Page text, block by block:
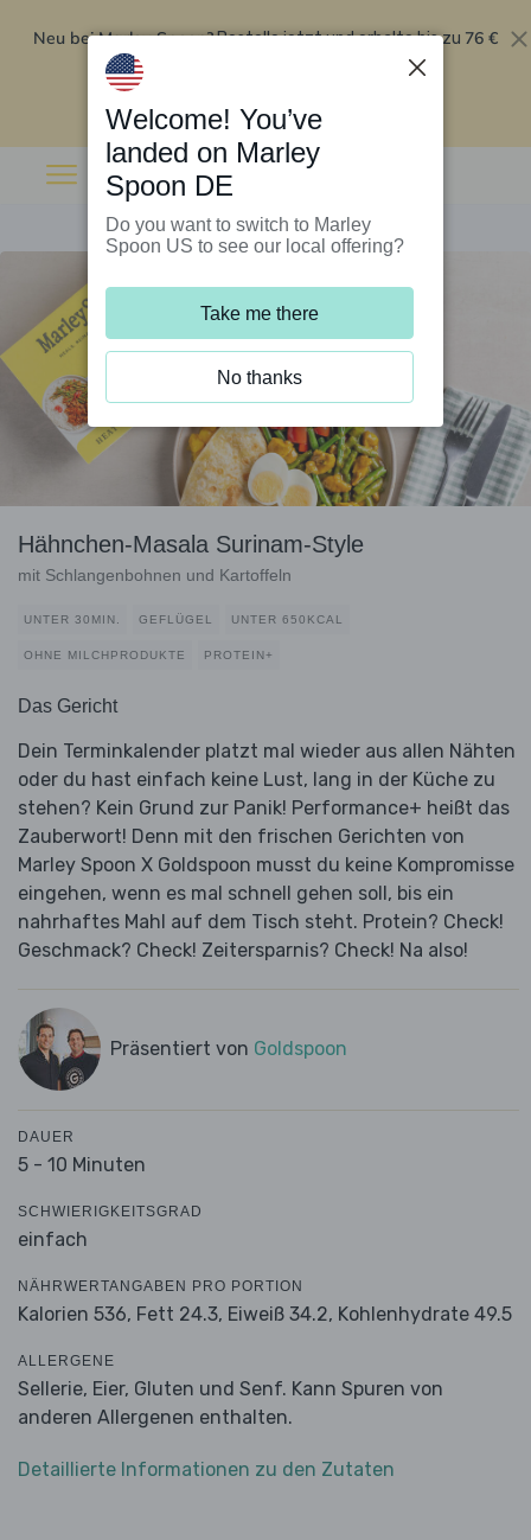
Neu bei Marley Spoon?Bestelle jetzt und erhalte bis zu 76 €
Rabatt auf deine ersten fünf Boxen
Hähnchen-Masala Surinam-Style
mit Schlangenbohnen und Kartoffeln
UNTER 30MIN. GEFLÜGEL UNTER 650KCAL
OHNE MILCHPRODUKTE PROTEIN+
Das Gericht
Dein Terminkalender platzt mal wieder aus allen Nähten
oder du hast einfach keine Lust, lang in der Küche zu
stehen? Kein Grund zur Panik! Performance+ heißt das
Zauberwort! Denn mit den frischen Gerichten von
Marley Spoon X Goldspoon musst du keine Kompromisse
eingehen, wenn es mal schnell gehen soll, bis ein
nahrhaftes Mahl auf dem Tisch steht. Protein? Check!
Geschmack? Check! Zeitersparnis? Check! Na also!
Präsentiert von Goldspoon
DAUER
5 - 10 Minuten
SCHWIERIGKEITSGRAD
einfach
NÄHRWERTANGABEN PRO PORTION
Kalorien 536, Fett 24.3, Eiweiß 34.2, Kohlenhydrate 49.5
ALLERGENE
Sellerie, Eier, Gluten und Senf. Kann Spuren von
anderen Allergenen enthalten.
Detaillierte Informationen zu den Zutaten
Welcome! You’ve
landed on Marley
Spoon DE
Do you want to switch to Marley
Spoon US to see our local offering?
Take me there
No thanks